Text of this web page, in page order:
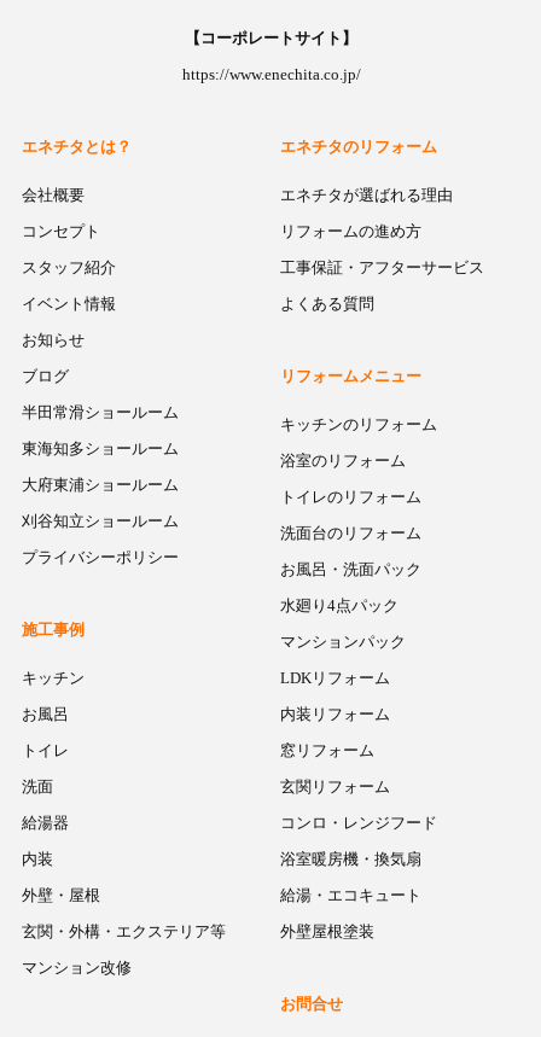
【コーポレートサイト】
https://www.enechita.co.jp/
エネチタとは？
会社概要
コンセプト
スタッフ紹介
イベント情報
お知らせ
ブログ
半田常滑ショールーム
東海知多ショールーム
大府東浦ショールーム
刈谷知立ショールーム
プライバシーポリシー
エネチタのリフォーム
エネチタが選ばれる理由
リフォームの進め方
工事保証・アフターサービス
よくある質問
リフォームメニュー
キッチンのリフォーム
浴室のリフォーム
トイレのリフォーム
洗面台のリフォーム
お風呂・洗面パック
水廻り4点パック
マンションパック
LDKリフォーム
内装リフォーム
窓リフォーム
玄関リフォーム
コンロ・レンジフード
浴室暖房機・換気扇
給湯・エコキュート
外壁屋根塗装
施工事例
キッチン
お風呂
トイレ
洗面
給湯器
内装
外壁・屋根
玄関・外構・エクステリア等
マンション改修
お問合せ